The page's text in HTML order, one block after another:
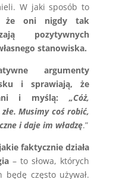
W jaki sposób to
że oni nigdy tak
pozytywnych
stanowiska.
argumenty
i sprawiają, że
i myślą:„Cóż,
Musimy coś robić,
i daje im władzę.”
faktycznie działa
– to słowa, których
często używał.